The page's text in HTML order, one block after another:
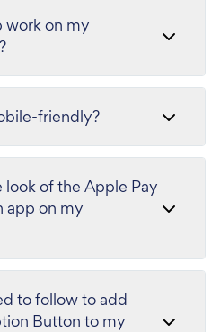
work on my
friendly?
look of the Apple Pay
app on my
to follow to add
Button to my